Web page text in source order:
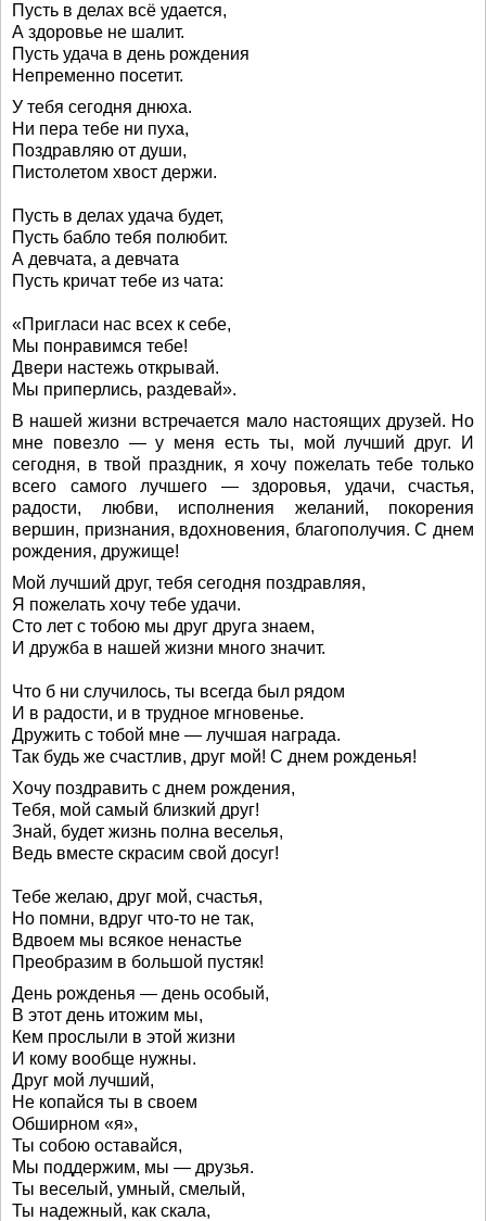
Пусть в делах всё удается,
А здоровье не шалит.
Пусть удача в день рождения
Непременно посетит.
У тебя сегодня днюха.
Ни пера тебе ни пуха,
Поздравляю от души,
Пистолетом хвост держи.
Пусть в делах удача будет,
Пусть бабло тебя полюбит.
А девчата, а девчата
Пусть кричат тебе из чата:
«Пригласи нас всех к себе,
Мы понравимся тебе!
Двери настежь открывай.
Мы приперлись, раздевай».
В нашей жизни встречается мало настоящих друзей. Но
мне повезло — у меня есть ты, мой лучший друг. И
сегодня, в твой праздник, я хочу пожелать тебе только
всего самого лучшего — здоровья, удачи, счастья,
радости, любви, исполнения желаний, покорения
вершин, признания, вдохновения, благополучия. С днем
рождения, дружище!
Мой лучший друг, тебя сегодня поздравляя,
Я пожелать хочу тебе удачи.
Сто лет с тобою мы друг друга знаем,
И дружба в нашей жизни много значит.
Что б ни случилось, ты всегда был рядом
И в радости, и в трудное мгновенье.
Дружить с тобой мне — лучшая награда.
Так будь же счастлив, друг мой! С днем рожденья!
Хочу поздравить с днем рождения,
Тебя, мой самый близкий друг!
Знай, будет жизнь полна веселья,
Ведь вместе скрасим свой досуг!
Тебе желаю, друг мой, счастья,
Но помни, вдруг что-то не так,
Вдвоем мы всякое ненастье
Преобразим в большой пустяк!
День рожденья — день особый,
В этот день итожим мы,
Кем прослыли в этой жизни
И кому вообще нужны.
Друг мой лучший,
Не копайся ты в своем
Обширном «я»,
Ты собою оставайся,
Мы поддержим, мы — друзья.
Ты веселый, умный, смелый,
Ты надежный, как скала,